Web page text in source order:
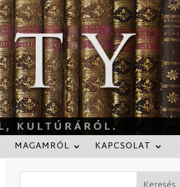
MAGAMRÓL KAPCSOLAT